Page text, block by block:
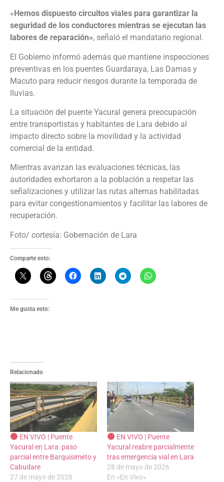
« Hemos dispuesto circuitos viales para garantizar la
seguridad de los conductores mientras se ejecutan las
labores de reparación», señaló el mandatario regional.
El Gobierno informó además que mantiene inspecciones
preventivas en los puentes Guardaraya, Las Damas y
Macuto para reducir riesgos durante la temporada de
lluvias.
La situación del puente Yacural genera preocupación
entre transportistas y habitantes de Lara debido al
impacto directo sobre la movilidad y la actividad
comercial de la entidad.
Mientras avanzan las evaluaciones técnicas, las
autoridades exhortaron a la población a respetar las
señalizaciones y utilizar las rutas alternas habilitadas
para evitar congestionamientos y facilitar las labores de
recuperación.
Foto/ cortesía: Gobernación de Lara
Comparte esto:
Me gusta esto:
Relacionado
EN VIVO | Puente
Yacural en Lara: paso
parcial entre Barquisimeto y
Cabudare
27 de mayo de 2026
EN VIVO | Puente
Yacural reabre parcialmente
tras emergencia vial en Lara
28 de mayo de 2026
En «En Vivo»